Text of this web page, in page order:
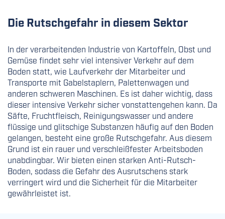
Die Rutschgefahr in diesem Sektor
In der verarbeitenden Industrie von Kartoffeln, Obst und
Gemüse findet sehr viel intensiver Verkehr auf dem
Boden statt, wie Laufverkehr der Mitarbeiter und
Transporte mit Gabelstaplern, Palettenwagen und
anderen schweren Maschinen. Es ist daher wichtig, dass
dieser intensive Verkehr sicher vonstattengehen kann. Da
Säfte, Fruchtfleisch, Reinigungswasser und andere
flüssige und glitschige Substanzen häufig auf den Boden
gelangen, besteht eine große Rutschgefahr. Aus diesem
Grund ist ein rauer und verschleißfester Arbeitsboden
unabdingbar. Wir bieten einen starken Anti-Rutsch-
Boden, sodass die Gefahr des Ausrutschens stark
verringert wird und die Sicherheit für die Mitarbeiter
gewährleistet ist.